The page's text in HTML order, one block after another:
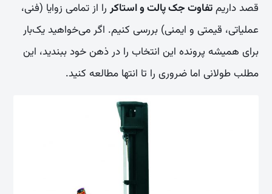
قصد داریمتفاوت جک پالت و استاکررا از تمامی زوایا (فنی،
عملیاتی، قیمتی و ایمنی) بررسی کنیم. اگر می‌خواهید یک‌بار
برای همیشه پرونده این انتخاب را در ذهن خود ببندید، این
مطلب طولانی اما ضروری را تا انتها مطالعه کنید.